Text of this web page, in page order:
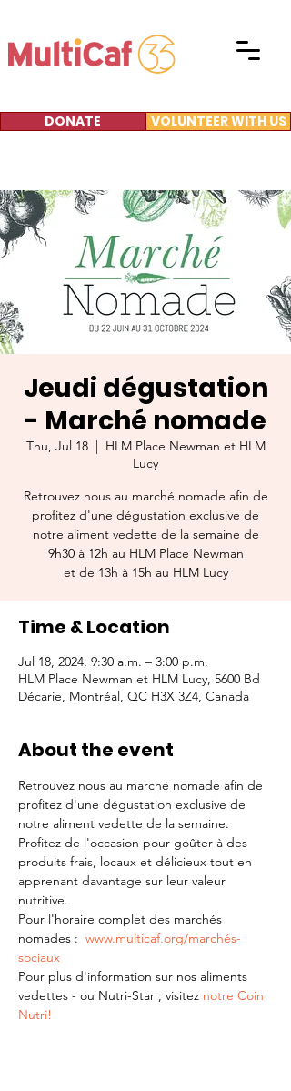
DONATE VOLUNTEER WITH US
Jeudi dégustation
- Marché nomade
Thu, Jul 18
  |
HLM Place Newman et HLM
Lucy
Retrouvez nous au marché nomade afin de
profitez d'une dégustation exclusive de
notre aliment vedette de la semaine de
9h30 à 12h au HLM Place Newman
et de 13h à 15h au HLM Lucy
Time & Location
Jul 18, 2024, 9:30 a.m. – 3:00 p.m.
HLM Place Newman et HLM Lucy, 5600 Bd
Décarie, Montréal, QC H3X 3Z4, Canada
About the event
Retrouvez nous au marché nomade afin de
profitez d'une dégustation exclusive de
notre aliment vedette de la semaine.
Profitez de l'occasion pour goûter à des
produits frais, locaux et délicieux tout en
apprenant davantage sur leur valeur
nutritive.
Pour l'horaire complet des marchés
nomades : www.multicaf.org/marchés-
sociaux
Pour plus d'information sur nos aliments
vedettes - ou Nutri-Star , visitez notre Coin
Nutri!